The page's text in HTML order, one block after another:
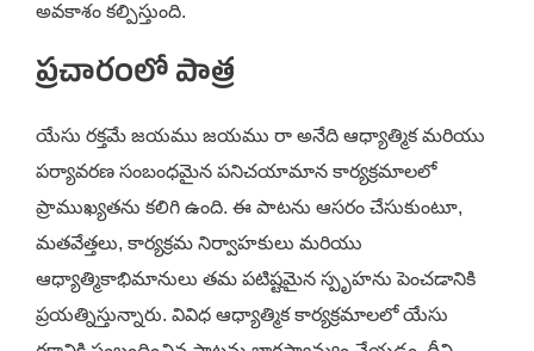
అవకాశం కల్పిస్తుంది.
ప్రచారంలో పాత్ర
యేసు రక్తమే జయము జయము రా అనేది ఆధ్యాత్మిక మరియు
పర్యావరణ సంబంధమైన పనిచయామాన కార్యక్రమాలలో
ప్రాముఖ్యతను కలిగి ఉంది. ఈ పాటను ఆసరం చేసుకుంటూ,
మతవేత్తలు, కార్యక్రమ నిర్వాహకులు మరియు
ఆధ్యాత్మికాభిమానులు తమ పటిష్టమైన స్పృహను పెంచడానికి
ప్రయత్నిస్తున్నారు. వివిధ ఆధ్యాత్మిక కార్యక్రమాలలో యేసు